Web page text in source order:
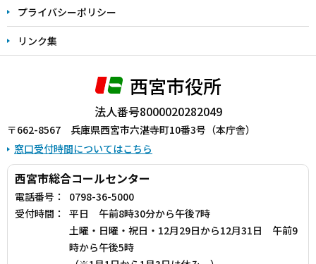
プライバシーポリシー
リンク集
西宮市役所
法人番号8000020282049
〒662-8567 兵庫県西宮市六湛寺町10番3号（本庁舎）
窓口受付時間についてはこちら
西宮市総合コールセンター
電話番号：
0798-36-5000
受付時間：
平日 午前8時30分から午後7時
土曜・日曜・祝日・12月29日から12月31日 午前9
時から午後5時